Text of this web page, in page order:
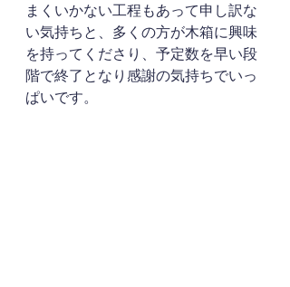
まくいかない工程もあって申し訳な
い気持ちと、多くの方が木箱に興味
を持ってくださり、予定数を早い段
階で終了となり感謝の気持ちでいっ
ぱいです。